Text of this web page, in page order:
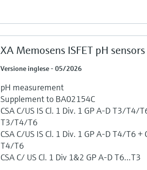
XA Memosens ISFET pH sensors
Versione inglese - 05/2026
pH measurement
Supplement to BA02154C
CSA C/US IS Cl. 1 Div. 1 GP A-D T3/T4/
T3/T4/T6
CSA C/US IS Cl. 1 Div. 1 GP A-D T4/T6 +
T4/T6
CSA C/ US Cl. 1 Div 1&2 GP A-D T6…T3